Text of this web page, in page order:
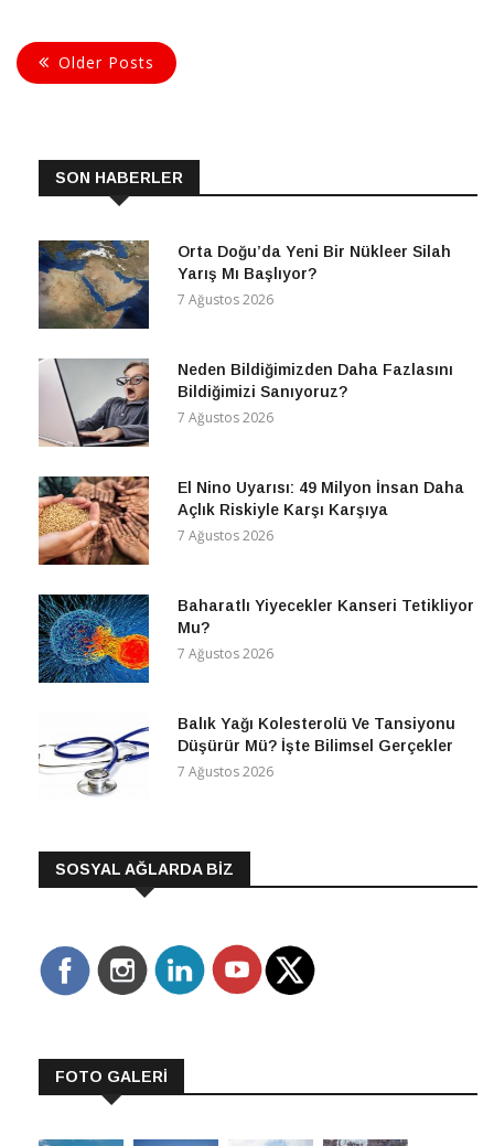
CONTINUE READING
Older Posts
SON HABERLER
Orta Doğu’da Yeni Bir Nükleer Silah
Yarış Mı Başlıyor?
7 Ağustos 2026
Neden Bildiğimizden Daha Fazlasını
Bildiğimizi Sanıyoruz?
7 Ağustos 2026
El Nino Uyarısı: 49 Milyon İnsan Daha
Açlık Riskiyle Karşı Karşıya
7 Ağustos 2026
Baharatlı Yiyecekler Kanseri Tetikliyor
Mu?
7 Ağustos 2026
Balık Yağı Kolesterolü Ve Tansiyonu
Düşürür Mü? İşte Bilimsel Gerçekler
7 Ağustos 2026
SOSYAL AĞLARDA BİZ
FOTO GALERİ